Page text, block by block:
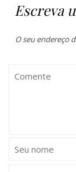
Escreva
O seu endereço